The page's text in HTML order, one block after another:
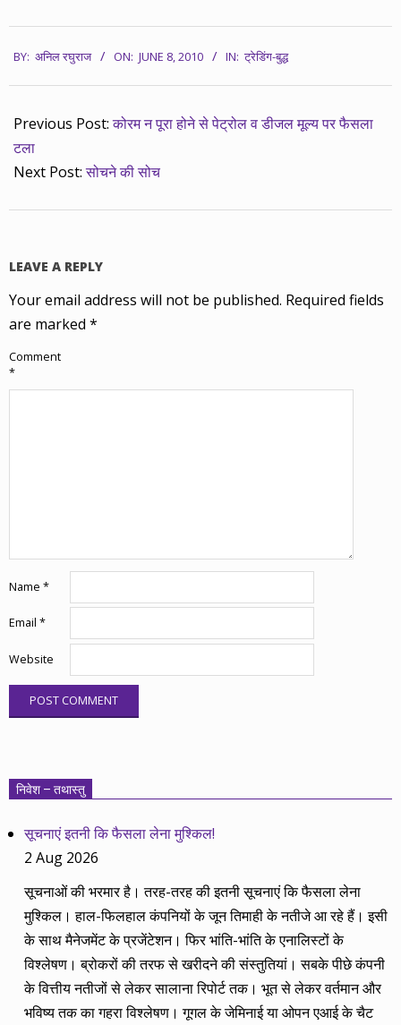
06-
08
BY: अनिल रघुराज ON: JUNE 8, 2010 IN: ट्रेडिंग-बुद्ध
Previous Post:कोरम न पूरा होने से पेट्रोल व डीजल मूल्य पर फैसला
टला
Next Post:सोचने की सोच
LEAVE A REPLY
Your email address will not be published. Required fields
are marked *
Comment
*
Name *
Email *
Website
निवेश – तथास्तु
सूचनाएं इतनी कि फैसला लेना मुश्किल!
2 Aug 2026
सूचनाओं की भरमार है। तरह-तरह की इतनी सूचनाएं कि फैसला लेना
मुश्किल। हाल-फिलहाल कंपनियों के जून तिमाही के नतीजे आ रहे हैं। इसी
के साथ मैनेजमेंट के प्रजेंटेशन। फिर भांति-भांति के एनालिस्टों के
विश्लेषण। ब्रोकरों की तरफ से खरीदने की संस्तुतियां। सबके पीछे कंपनी
के वित्तीय नतीजों से लेकर सालाना रिपोर्ट तक। भूत से लेकर वर्तमान और
भविष्य तक का गहरा विश्लेषण। गूगल के जेमिनाई या ओपन एआई के चैट